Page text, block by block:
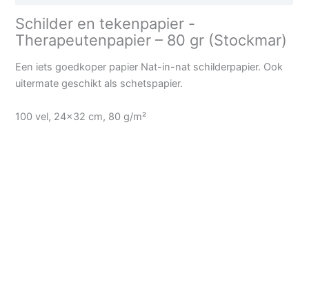
Schilder en tekenpapier -
Therapeutenpapier – 80 gr (Stockmar)
Een iets goedkoper papier Nat-in-nat schilderpapier. Ook
uitermate geschikt als schetspapier.
100 vel, 24×32 cm, 80 g/m²